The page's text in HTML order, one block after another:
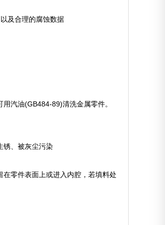
及合理的腐蚀数据
汽油(GB484-89)清洗金属零件。
锈、被灰尘污染
零件表面上或进入内腔，若填料处